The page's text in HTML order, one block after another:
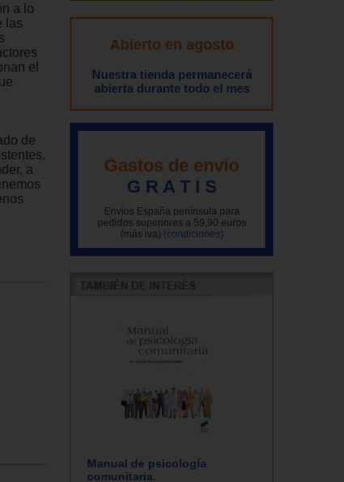
a lo
las
el
de
a
Abierto en agosto
Nuestra tienda permanecerá
abierta durante todo el mes
Gastos de envío
G R A T I S
Envíos España península para
pedidos superiores a 59,90 euros
(más iva) (condiciones)
Manual de psicología
comunitaria.